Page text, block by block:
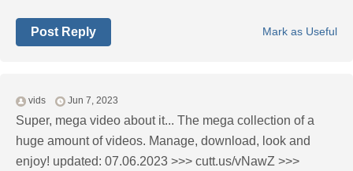
Mark as Useful
Post Reply
vids Jun 7, 2023
Super, mega video about it... The mega collection of a
huge amount of videos. Manage, download, look and
enjoy! updated: 07.06.2023 >>> cutt.us/vNawZ >>>